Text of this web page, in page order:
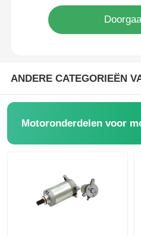
Het systeem van de
motorfietslamp
Motorfietscarburator
ANDERE CATEGORIEËN
Motoronderdelen voor